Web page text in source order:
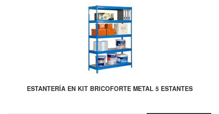
ESTANTERÍA EN KIT BRICOFORTE METAL 5 ESTANTES